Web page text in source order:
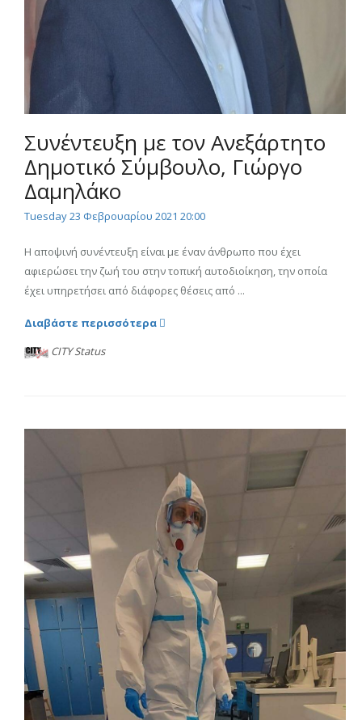
Συνέντευξη με τον Ανεξάρτητο
Δημοτικό Σύμβουλο, Γιώργο
Δαμηλάκο
Tuesday 23 Φεβρουαρίου 2021 20:00
Η αποψινή συνέντευξη είναι με έναν άνθρωπο που έχει
αφιερώσει την ζωή του στην τοπική αυτοδιοίκηση, την οποία
έχει υπηρετήσει από διάφορες θέσεις από ...
Διαβάστε περισσότερα
CITY Status